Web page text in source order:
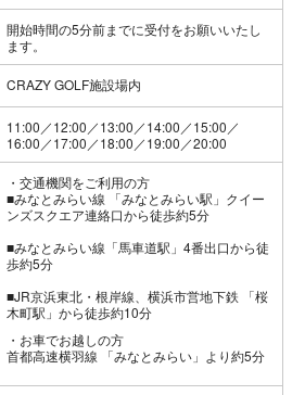
開始時間の5分前までに受付をお願いいたし
ます。
CRAZY GOLF施設場内
11:00／12:00／13:00／14:00／15:00／
16:00／17:00／18:00／19:00／20:00
交通機関をご利用の方
■みなとみらい線 「みなとみらい駅」クイー
ンズスクエア連絡口から徒歩約5分
■みなとみらい線「馬車道駅」4番出口から徒
歩約5分
■JR京浜東北・根岸線、横浜市営地下鉄 「桜
木町駅」から徒歩約10分
お車でお越しの方
首都高速横羽線 「みなとみらい」より約5分